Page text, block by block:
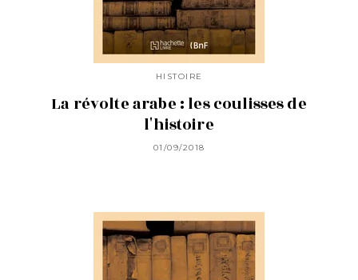
HISTOIRE
La révolte arabe : les coulisses de
l'histoire
01/09/2018